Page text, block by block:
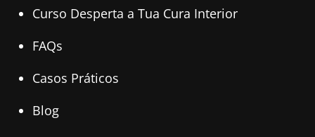
Curso Desperta a Tua Cura Interior
FAQs
Casos Práticos
Blog